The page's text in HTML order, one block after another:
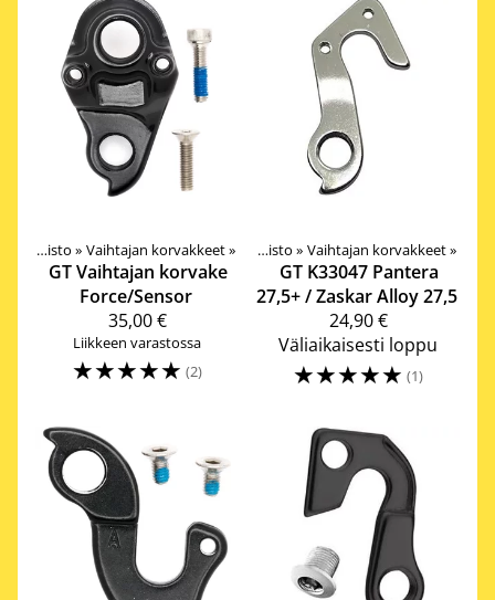
Vetokoneisto ‪» Vaihtajan korvakkeet‪»
GTVaihtajan korvake
Force/Sensor
35,00 €
Liikkeen varastossa
☆☆☆☆☆ (2)
Tuotteet‪»Komponentit‪» Vetokoneisto ‪» Vaihtajan korvakkeet‪»
GT K33047 Pantera
27,5+ / Zaskar Alloy 27,5
24,90 €
Väliaikaisesti loppu
☆☆☆☆☆ (1)